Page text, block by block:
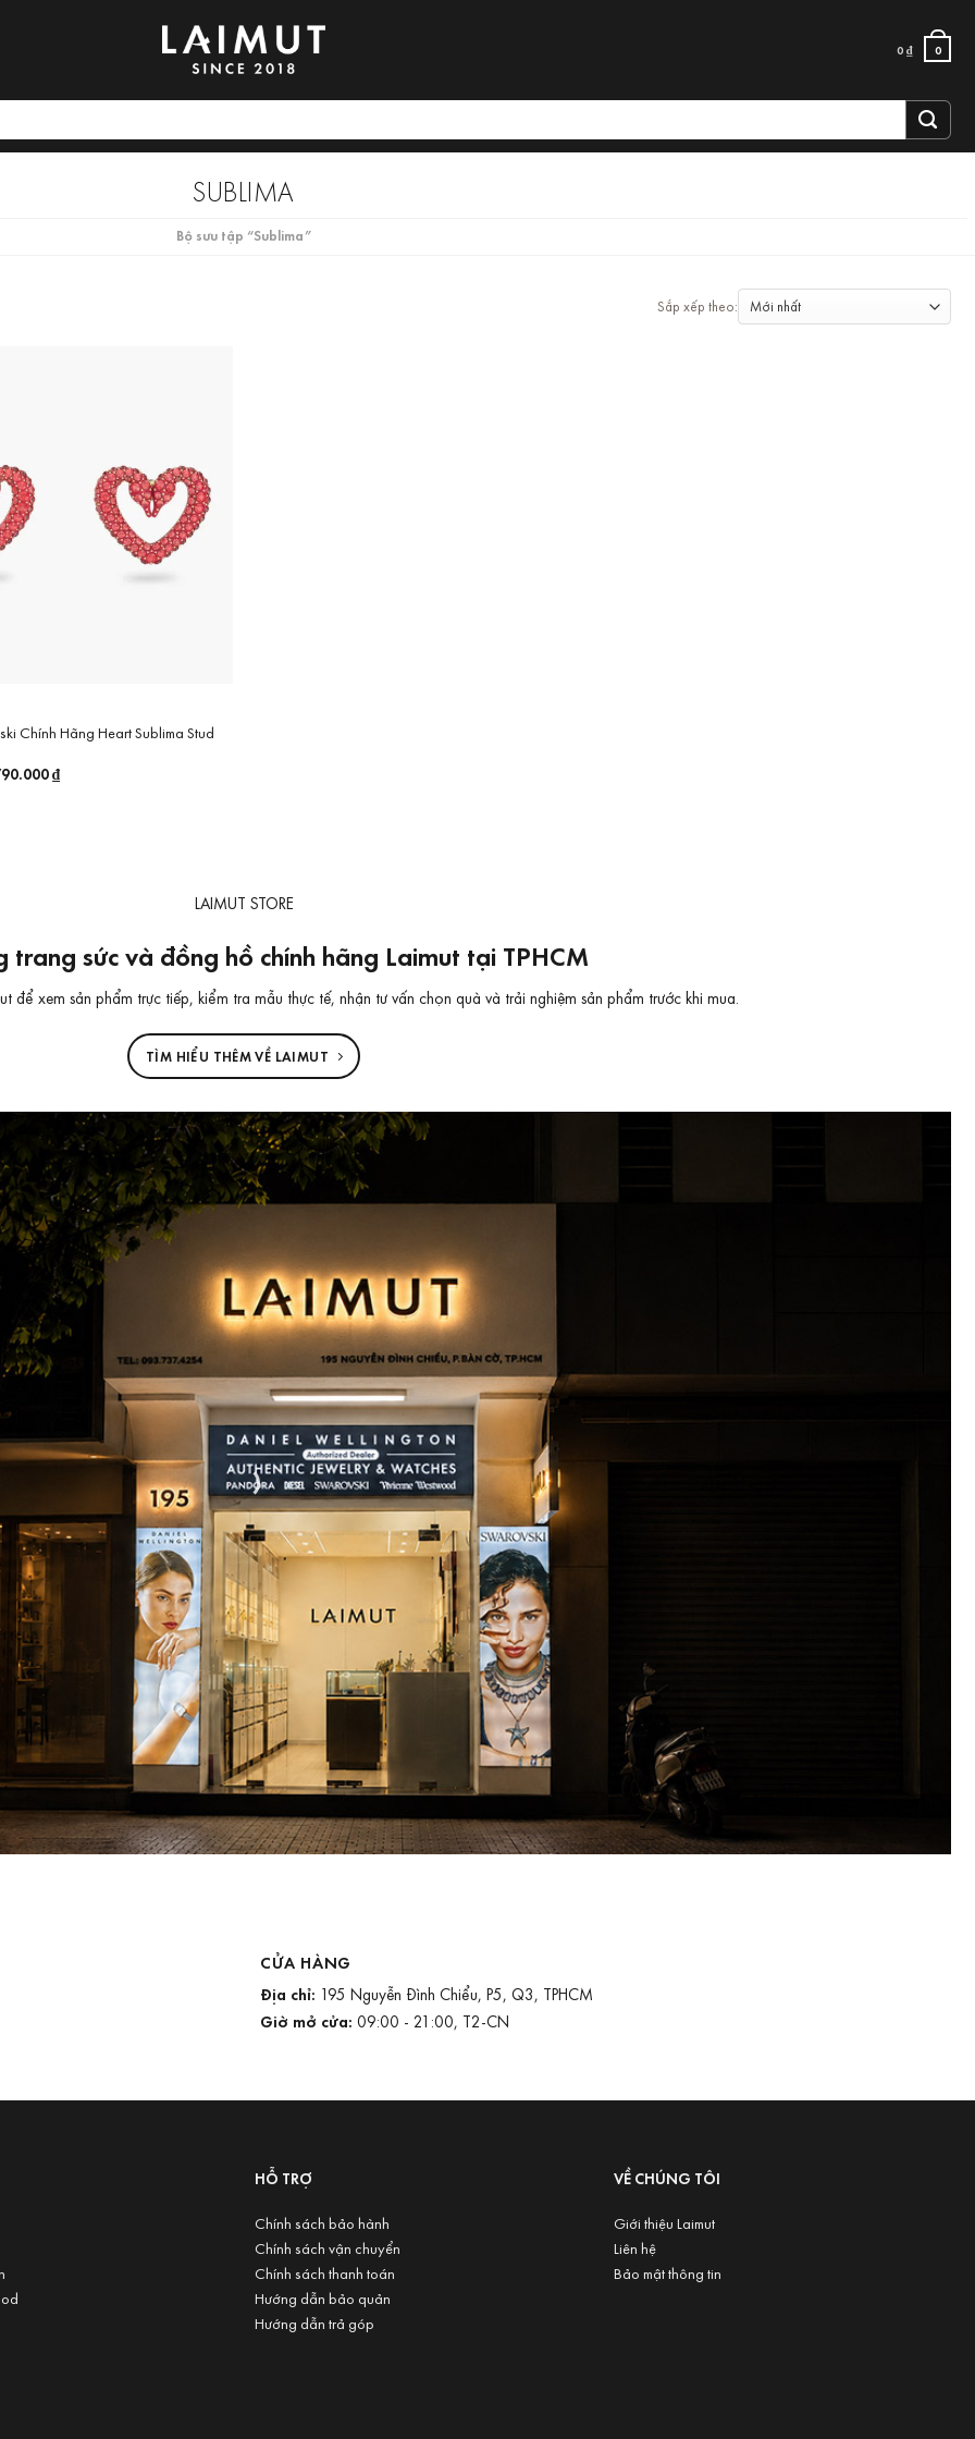
0₫ 0
SUBLIMA
Bộ sưu tập “Sublima”
Chính Hãng Heart Sublima Stud
₫
LAIMUT STORE
trang sức và đồng hồ chính hãng Laimut tại TPHCM
để xem sản phẩm trực tiếp, kiểm tra mẫu thực tế, nhận tư vấn chọn quà và trải nghiệm sản phẩm trước khi mua.
TÌM HIỂU THÊM VỀ LAIMUT
CỬA HÀNG
Địa chỉ: 195 Nguyễn Đình Chiểu, P5, Q3, TPHCM
Giờ mở cửa: 09:00 - 21:00, T2-CN
HỖ TRỢ
Chính sách bảo hành
Chính sách vận chuyển
Chính sách thanh toán
Hướng dẫn bảo quản
Hướng dẫn trả góp
VỀ CHÚNG TÔI
Giới thiệu Laimut
Liên hệ
Bảo mật thông tin